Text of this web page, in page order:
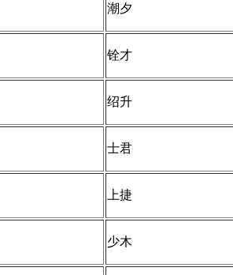
潮夕
铨才
绍升
士君
上捷
少木